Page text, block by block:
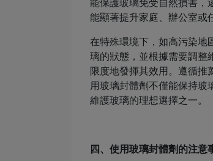
能保護玻璃免受自然損害，
能顯著提升家庭、辦公室或
在特殊環境下，如高污染地
璃的狀態，並根據需要調整
限度地發揮其效用。遵循推
用玻璃封體劑不僅能保持玻
維護玻璃的理想選擇之一。
四、使用玻璃封體劑的注意